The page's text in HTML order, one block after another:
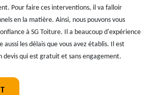
Pour faire ces interventions, il va falloir
en la matière. Ainsi, nous pouvons vous
à SG Toiture. Il a beaucoup d'expérience
les délais que vous avez établis. Il est
devis qui est gratuit et sans engagement.